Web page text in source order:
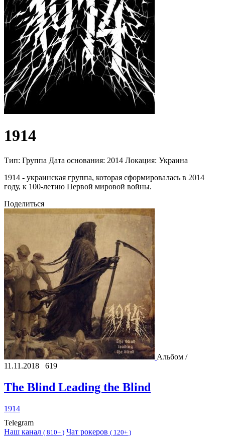
1914
Тип: Группа Дата основания: 2014 Локация: Украина
1914 - украинская группа, которая сформировалась в 2014
году, к 100-летию Первой мировой войны.
Поделиться
Альбом /
11.11.2018
619
The Blind Leading the Blind
1914
Telegram
Наш канал ( 810+ ) Чат рокеров ( 120+ )